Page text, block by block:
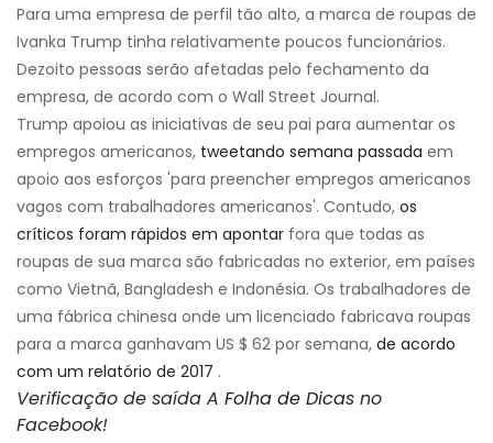
Para uma empresa de perfil tão alto, a marca de roupas de
Ivanka Trump tinha relativamente poucos funcionários.
Dezoito pessoas serão afetadas pelo fechamento da
empresa, de acordo com o Wall Street Journal.
Trump apoiou as iniciativas de seu pai para aumentar os
empregos americanos, tweetando semana passada em
apoio aos esforços 'para preencher empregos americanos
vagos com trabalhadores americanos'. Contudo, os
críticos foram rápidos em apontar fora que todas as
roupas de sua marca são fabricadas no exterior, em países
como Vietnã, Bangladesh e Indonésia. Os trabalhadores de
uma fábrica chinesa onde um licenciado fabricava roupas
para a marca ganhavam US $ 62 por semana, de acordo
com um relatório de 2017 .
Verificação de saída A Folha de Dicas no
Facebook!